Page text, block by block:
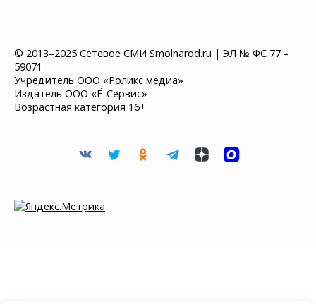
© 2013–2025 Сетевое СМИ Smolnarod.ru | ЭЛ № ФС 77 –
59071
Учредитель ООО «Роликс медиа»
Издатель ООО «Ё-Сервис»
Возрастная категория 16+